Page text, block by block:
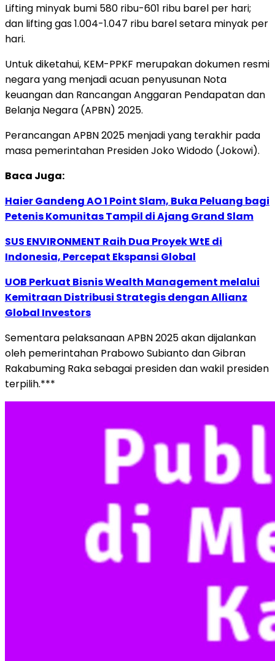
Lifting minyak bumi 580 ribu-601 ribu barel per hari;
dan lifting gas 1.004-1.047 ribu barel setara minyak per
hari.
Untuk diketahui, KEM-PPKF merupakan dokumen resmi
negara yang menjadi acuan penyusunan Nota
keuangan dan Rancangan Anggaran Pendapatan dan
Belanja Negara (APBN) 2025.
Perancangan APBN 2025 menjadi yang terakhir pada
masa pemerintahan Presiden Joko Widodo (Jokowi).
Baca Juga:
Haier Gandeng AO 1 Point Slam, Buka Peluang bagi
Petenis Komunitas Tampil di Ajang Grand Slam
SUS ENVIRONMENT Raih Dua Proyek WtE di
Indonesia, Percepat Ekspansi Global
UOB Perkuat Bisnis Wealth Management melalui
Kemitraan Distribusi Strategis dengan Allianz
Global Investors
Sementara pelaksanaan APBN 2025 akan dijalankan
oleh pemerintahan Prabowo Subianto dan Gibran
Rakabuming Raka sebagai presiden dan wakil presiden
terpilih.***